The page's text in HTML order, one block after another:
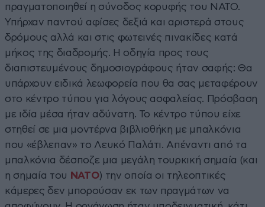
πραγματοποιηθεί η σύνοδος κορυφής του ΝΑΤΟ.
Υπήρχαν παντού αφίσες δεξιά και αριστερά στους
δρόμους αλλά και στις φωτεινές πινακίδες κατά
μήκος της διαδρομής. Η οδηγία προς τους
διαπιστευμένους δημοσιογράφους ήταν σαφής: Θα
υπάρχουν ειδικά λεωφορεία που θα σας μεταφέρουν
στο κέντρο τύπου για λόγους ασφαλείας. Πρόσβαση
με ιδία μέσα ήταν αδύνατη. Το κέντρο τύπου είχε
στηθεί σε μια μοντέρνα βιβλιοθήκη με μπαλκόνια
που «έβλεπαν» το Λευκό Παλάτι. Απέναντι από τα
μπαλκόνια δέσποζε μια μεγάλη τουρκική σημαία (και
η σημαία του ΝΑΤΟ) την οποία οι τηλεοπτικές
κάμερες δεν μπορούσαν εκ των πραγμάτων να